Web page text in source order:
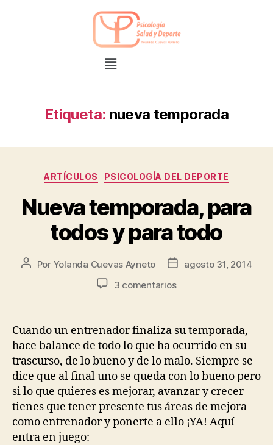
Etiqueta: nueva temporada
ARTÍCULOS PSICOLOGÍA DEL DEPORTE
Nueva temporada, para
todos y para todo
Por Yolanda Cuevas Ayneto
agosto 31, 2014
3 comentarios
Cuando un entrenador finaliza su temporada,
hace balance de todo lo que ha ocurrido en su
trascurso, de lo bueno y de lo malo. Siempre se
dice que al final uno se queda con lo bueno pero
si lo que quieres es mejorar, avanzar y crecer
tienes que tener presente tus áreas de mejora
como entrenador y ponerte a ello ¡YA! Aquí
entra en juego: